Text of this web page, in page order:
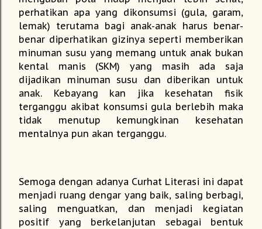
perhatikan apa yang dikonsumsi (gula, garam,
lemak) terutama bagi anak-anak harus benar-
benar diperhatikan gizinya seperti memberikan
minuman susu yang memang untuk anak bukan
kental manis (SKM) yang masih ada saja
dijadikan minuman susu dan diberikan untuk
anak. Kebayang kan jika kesehatan fisik
terganggu akibat konsumsi gula berlebih maka
tidak menutup kemungkinan kesehatan
mentalnya pun akan terganggu.
Semoga dengan adanya Curhat Literasi ini dapat
menjadi ruang dengar yang baik, saling berbagi,
saling menguatkan, dan menjadi kegiatan
positif yang berkelanjutan sebagai bentuk